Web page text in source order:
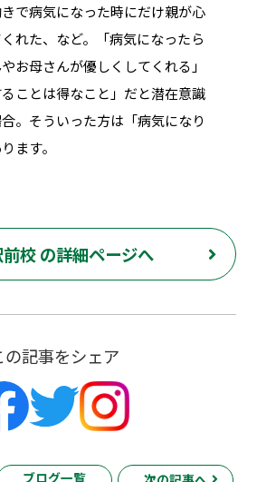
で病気になった時にだけ親が心
れた、など。「病気になったら
お母さんが優しくしてくれる」
ことは得なこと」だと潜在意識
。そういった方は「病気になり
ます。
校 の詳細ページへ
の記事をシェア
ブログ一覧